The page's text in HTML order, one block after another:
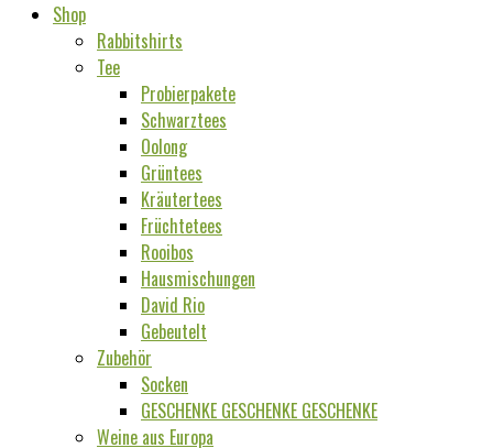
Shop
Rabbitshirts
Tee
Probierpakete
Schwarztees
Oolong
Grüntees
Kräutertees
Früchtetees
Rooibos
Hausmischungen
David Rio
Gebeutelt
Zubehör
Socken
GESCHENKE GESCHENKE GESCHENKE
Weine aus Europa